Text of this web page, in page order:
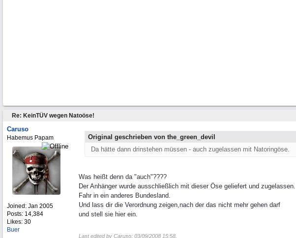
Re: KeinTÜV wegen Natoöse!
Caruso
Habemus Papam
Joined: Jan 2005
Posts: 14,384
Likes: 30
Buer
Original geschrieben von the_green_devil
Da hätte dann drinstehen müssen - auch zugelassen mit Natoringöse.
Was heißt denn da "auch"????
Der Anhänger wurde ausschließlich mit dieser Öse geliefert und zugelassen.
Fahr in ein anderes Bundesland.
Und lass dir die Verordnung zeigen,nach der das nicht mehr gehen darf
und stell sie hier ein.
Last edited by Caruso; 03/09/2008 15:58